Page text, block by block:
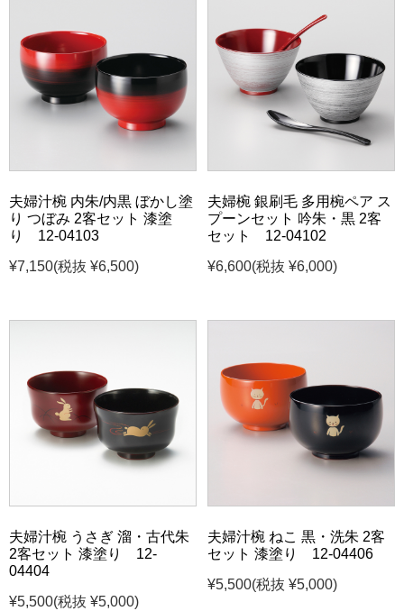
夫婦汁椀 内朱/内黒 ぼかし塗
り つぼみ 2客セット 漆塗
り 12-04103
¥7,150(税抜 ¥6,500)
夫婦椀 銀刷毛 多用椀ペア ス
プーンセット 吟朱・黒 2客
セット 12-04102
¥6,600(税抜 ¥6,000)
夫婦汁椀 うさぎ 溜・古代朱
2客セット 漆塗り 12-
04404
¥5,500(税抜 ¥5,000)
夫婦汁椀 ねこ 黒・洗朱 2客
セット 漆塗り 12-04406
¥5,500(税抜 ¥5,000)